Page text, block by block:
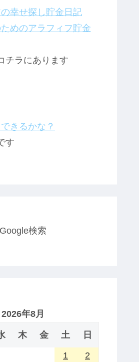
幸せ探し貯金日記
ためのアラフィフ貯金
チラにあります
きるかな？
す
Google検索
2026年8月
木 金 土 日
1
2